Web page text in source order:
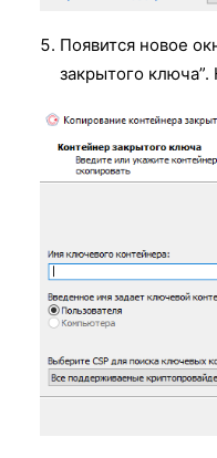
Появится новое
закрытого